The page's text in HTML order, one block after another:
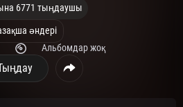
6771 тыңдаушы
әндері
Альбомдар жоқ